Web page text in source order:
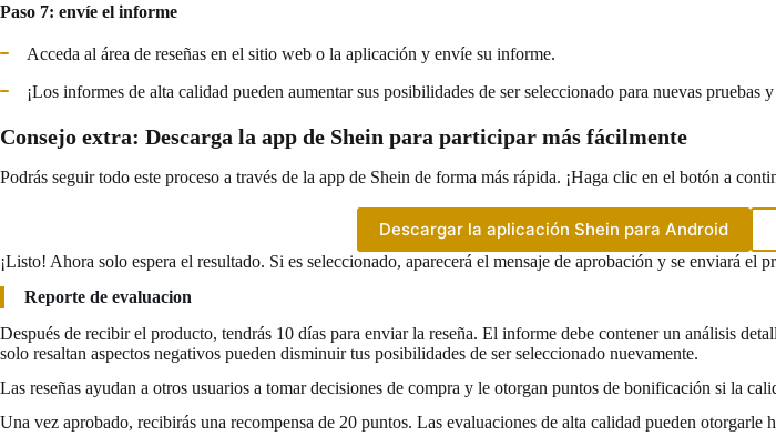
Paso 7: envíe el informe
Acceda al área de reseñas en el sitio web o la aplicación y envíe su informe.
¡Los informes de alta calidad pueden aumentar sus posibilidades de ser seleccionado para nuevas pruebas
Consejo extra: Descarga la app de Shein para participar más fácilmente
Podrás seguir todo este proceso a través de la app de Shein de forma más rápida. ¡Haga clic en el botón a
Descargar la aplicación Shein para Android
¡Listo! Ahora solo espera el resultado. Si es seleccionado, aparecerá el mensaje de aprobación y se enviará el
Reporte de evaluacion
Después de recibir el producto, tendrás 10 días para enviar la reseña. El informe debe contener un análisis
solo resaltan aspectos negativos pueden disminuir tus posibilidades de ser seleccionado nuevamente.
Las reseñas ayudan a otros usuarios a tomar decisiones de compra y le otorgan puntos de bonificación si la
Una vez aprobado, recibirás una recompensa de 20 puntos. Las evaluaciones de alta calidad pueden